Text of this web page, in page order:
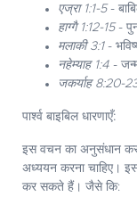
एज्रा 1:1-5-
हाग्गै 1:12-15-
मलाकी 3:1-
नहेम्याह 1:4 -
जकर्याह 8:20-
पार्श्व बाइबिल धारणाएँ:
इस वचन का अनुसंधान
अध्ययन करना चाहिए।
कर सकते हैं। जैसे कि: